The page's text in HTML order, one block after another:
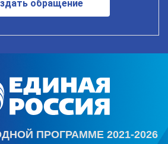
обращение
ПРОГРАММЕ 2021-2026